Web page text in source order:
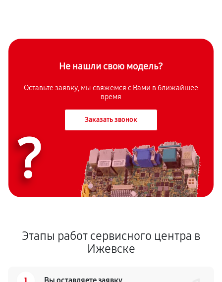
Не нашли свою модель?
Оставьте заявку, мы свяжемся с Вами в ближайшее
время
Заказать звонок
?
Этапы работ сервисного центра в
Ижевске